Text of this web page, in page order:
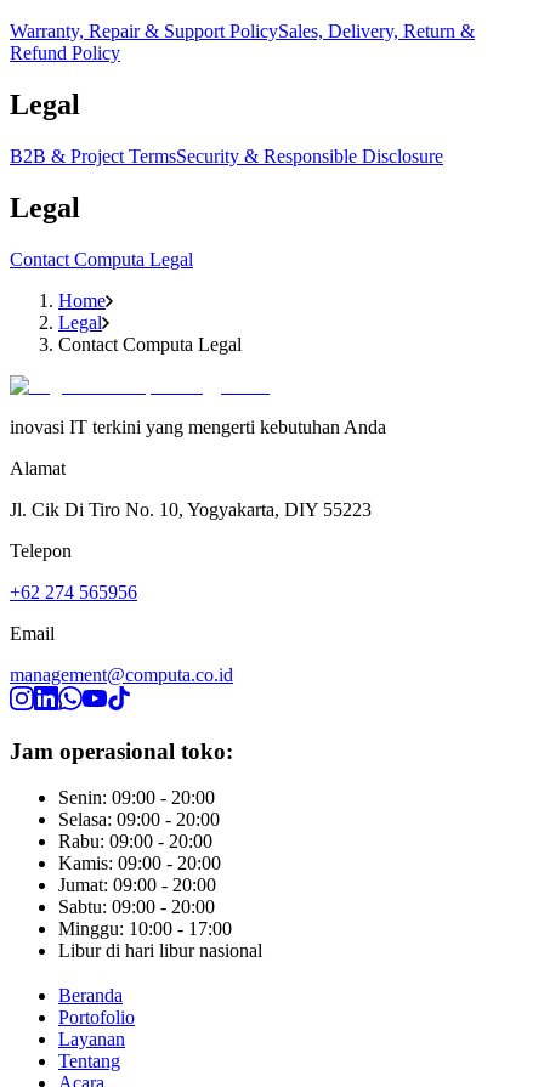
Warranty, Repair & Support PolicySales, Delivery, Return &
Refund Policy
Legal
B2B & Project TermsSecurity & Responsible Disclosure
Legal
Contact Computa Legal
Home
Legal
Contact Computa Legal
inovasi IT terkini yang mengerti kebutuhan Anda
Alamat
Jl. Cik Di Tiro No. 10, Yogyakarta, DIY 55223
Telepon
+62 274 565956
Email
management@computa.co.id
Jam operasional toko:
Senin: 09:00 - 20:00
Selasa: 09:00 - 20:00
Rabu: 09:00 - 20:00
Kamis: 09:00 - 20:00
Jumat: 09:00 - 20:00
Sabtu: 09:00 - 20:00
Minggu: 10:00 - 17:00
Libur di hari libur nasional
Beranda
Portofolio
Layanan
Tentang
Acara